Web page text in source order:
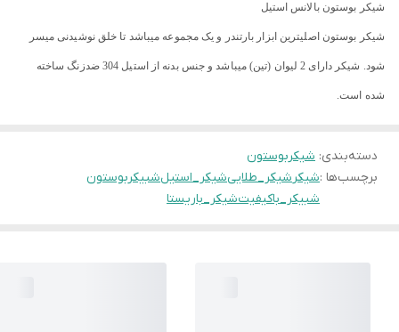
شیکر بوستون بالانس استیل
شیکر بوستون اصلیترین ابزار بارتندر و یک مجموعه میباشد تا خلق نوشیدنی میسر
شود. شیکر دارای 2 لیوان (تین) میباشد و جنس بدنه از استیل 304 ضدزنگ ساخته
شده است.
دسته‌بندی: شیکربوستون
برچسب‌ها :شیکرشیکر_طلاییشیکر_استیلشبیکربوستون
شبیکر_باکیفیتشیکر_باریستا